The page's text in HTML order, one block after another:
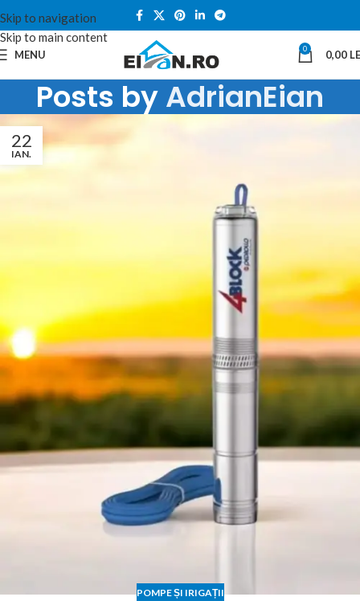
Skip to navigation
Skip to main content
MENU 0 0,00
Posts byAdrianEian
22
IAN.
POMPE ȘI IRIGAȚII